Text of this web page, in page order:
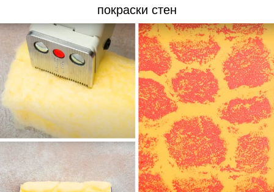
покраски стен